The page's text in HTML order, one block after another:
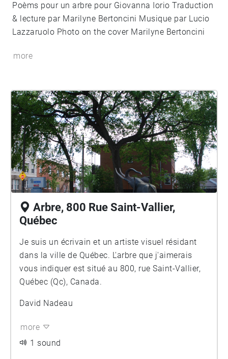
Poèms pour un arbre pour Giovanna Iorio Traduction
& lecture par Marilyne Bertoncini Musique par Lucio
Lazzaruolo Photo on the cover Marilyne Bertoncini
more
Arbre, 800 Rue Saint-Vallier,
Québec
Je suis un écrivain et un artiste visuel résidant
dans la ville de Québec. L'arbre que j'aimerais
vous indiquer est situé au 800, rue Saint-Vallier,
Québec (Qc), Canada.
David Nadeau
more
1 sound